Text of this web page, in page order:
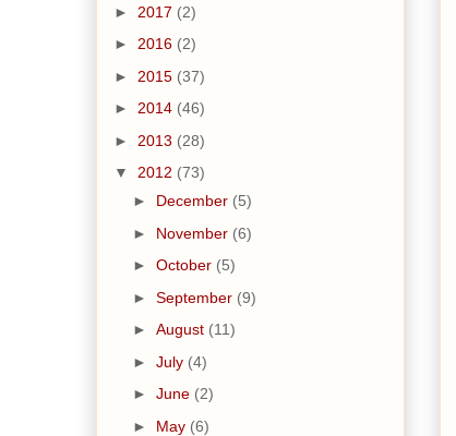
► 2017 (2)
► 2016 (2)
► 2015 (37)
► 2014 (46)
► 2013 (28)
▼ 2012 (73)
► December (5)
► November (6)
► October (5)
► September (9)
► August (11)
► July (4)
► June (2)
► May (6)